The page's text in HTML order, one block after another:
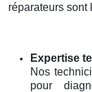
réparateurs sont
Expertise
Nos
pour